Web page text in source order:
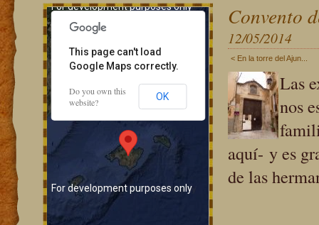
For development purposes only
For development purposes only
This page can't load
Google Maps correctly.
Do you own this
website?
OK
Convento
12/05/2014
< En la torre del Ajun...
Las
nos
aquí- y es
de las